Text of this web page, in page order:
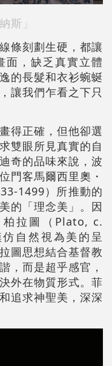
斯」
條刻劃生硬，都讓
面，缺乏真實立體
的長髮和衣衫蜿蜒
讓我們乍看之下只
得正確，但他卻選
雙眼所見真實的自
奇的品味來說，波
門客馬爾西里奧・
1499）所推動的
的「理念美」。因
拉圖（Plato, c.
自然視為美的呈
圖思想結合基督教
，而是超乎感官，
外在物質形式。菲
追求神聖美，深深